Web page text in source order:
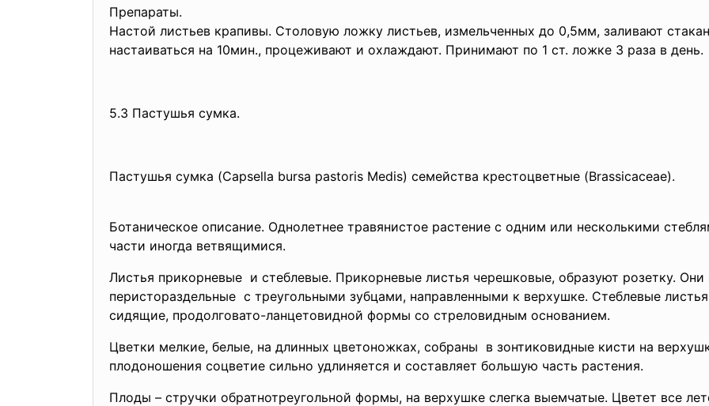
Препараты.
Настой листьев крапивы. Столовую ложку листьев, измельченных до 0,5мм, заливают
настаиваться на 10мин., процеживают и охлаждают. Принимают по 1 ст. ложке 3 раза в день.
5.3 Пастушья сумка.
Пастушья сумка (Capsella bursa pastoris Medis) семейства крестоцветные (Brassicaceae).
Ботаническое описание. Однолетнее травянистое растение с одним или несколькими
части иногда ветвящимися.
Листья прикорневые и стеблевые. Прикорневые листья черешковые, образуют розетку.
перистораздельные с треугольными зубцами, направленными к верхушке. Стеблевые
сидящие, продолговато-ланцетовидной формы со стреловидным основанием.
Цветки мелкие, белые, на длинных цветоножках, собраны в зонтиковидные кисти на
плодоношения соцветие сильно удлиняется и составляет большую часть растения.
Плоды – стручки обратнотреугольной формы, на верхушке слегка выемчатые. Цветет все